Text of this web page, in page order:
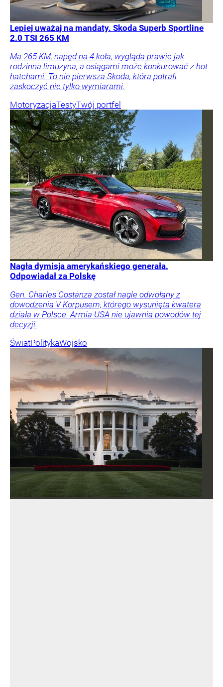
Lepiej uważaj na mandaty. Skoda Superb Sportline
2.0 TSI 265 KM
Ma 265 KM, napęd na 4 koła, wygląda prawie jak
rodzinna limuzyna, a osiągami może konkurować z hot
hatchami. To nie pierwsza Skoda, która potrafi
zaskoczyć nie tylko wymiarami.
MotoryzacjaTestyTwój portfel
Nagła dymisja amerykańskiego generała.
Odpowiadał za Polskę
Gen. Charles Costanza został nagle odwołany z
dowodzenia V Korpusem, którego wysunięta kwatera
działa w Polsce. Armia USA nie ujawnia powodów tej
decyzji.
ŚwiatPolitykaWojsko